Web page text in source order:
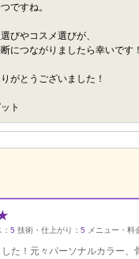
ですね。
びやコスメ選びが、
につながりましたら幸いです！
がとうございました！
ト
5 技術・仕上がり： 5 メニュー・料
た！元々パーソナルカラー、